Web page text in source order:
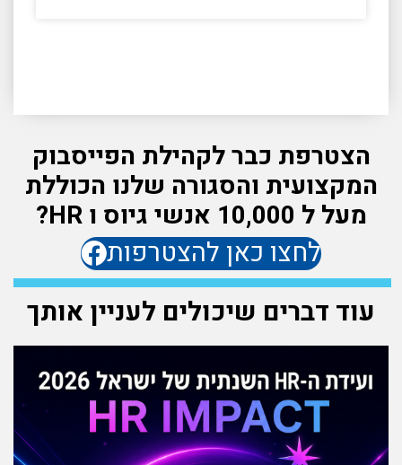
הצטרפת כבר לקהילת הפייסבוק
המקצועית והסגורה שלנו הכוללת
מעל ל 10,000 אנשי גיוס ו HR?
לחצו כאן להצטרפות
עוד דברים שיכולים לעניין אותך